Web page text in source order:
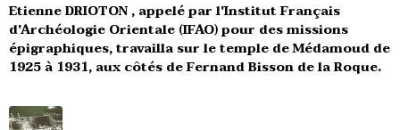
Etienne DRIOTON , appelé par l'Institut Français
d'Archéologie Orientale (IFAO) pour des missions
épigraphiques, travailla sur le temple de Médamoud de
1925 à 1931, aux côtés de Fernand Bisson de la Roque.